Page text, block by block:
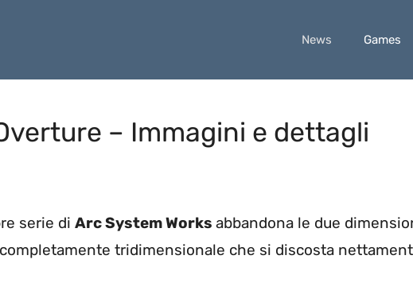
News Games
– Immagini e dettagli
serie di Arc System Works abbandona le due
tridimensionale che si discosta